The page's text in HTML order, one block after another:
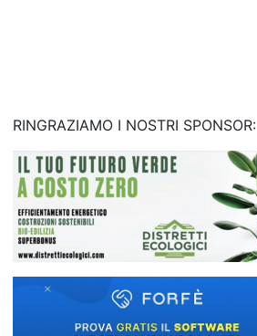
RINGRAZIAMO I NOSTRI SPONSOR: